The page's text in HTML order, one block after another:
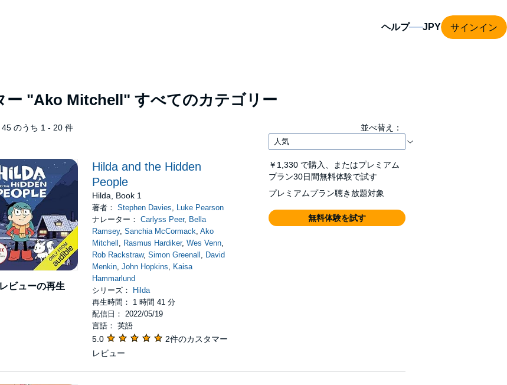
ヘルプ サインイン
ー "Ako Mitchell" すべてのカテゴリー
のうち 1 - 20 件 並べ替え：
ビューの再生
Hilda and the Hidden
People
Hilda, Book 1
著者：Stephen Davies, Luke Pearson
ナレーター：Carlyss Peer, Bella
Ramsey,Sanchia McCormack,Ako
Mitchell , Rasmus Hardiker,Wes Venn,
Rob Rackstraw,Simon Greenall , David
Menkin,John Hopkins, Kaisa
Hammarlund
シリーズ：
Hilda
再生時間： 1 時間 41 分
配信日： 2022/05/19
言語： 英語
5.0
2件のカスタマー
レビュー
￥1,330 で購入、またはプレミアム
プラン30日間無料体験で試す
プレミアムプラン聴き放題対象
無料体験を試す